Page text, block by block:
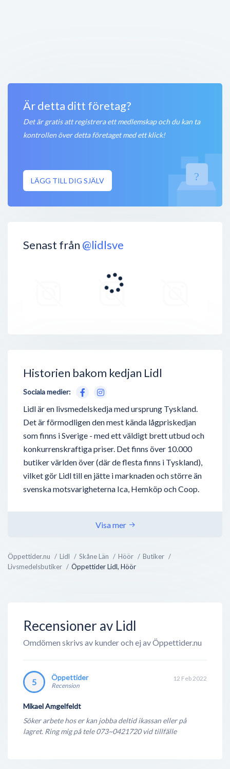
Öppettider.nu Lidl Skåne Län Höör
Butiker
Livsmedelsbutiker
Öppettider Lidl, Höör
Är detta ditt företag?
Det är gratis att registrera ett medlemskap och du kan ta
kontrollen över detta företaget med ett klick!
LÄGG TILL DIG SJÄLV
Öppet nu 250 meter
Senast från @lidlsve
Historien bakom kedjan Lidl
Sociala medier:
Lidl är en livsmedelskedja med ursprung Tyskland.
Det är förmodligen den mest kända lågpriskedjan
som finns i Sverige - med ett väldigt brett utbud och
konkurrenskraftiga priser. Det finns över 10.000
butiker världen över (där de flesta finns i Tyskland),
vilket gör Lidl till en jätte i marknaden och större än
svenska motsvarigheterna Ica, Hemköp och Coop.
Lidl ägs av stiftelsen Lidl Stiftung (svenska: Lidl
Stiftelse) och är grundat av Dieter Schwarz år 1773, i
närheten av Lidl’s storlek.
Visa mer
Recensioner av Lidl
Omdömen skrivs av kunder och ej av Öppettider.nu
5 Öppettider
Recension
Mikael Amgelfeldt
12 Feb 2022
Söker arbete hos er kan jobba deltid ikassan eller på
lagret. Ring mig på tele 073~0421720 vid tillfälle